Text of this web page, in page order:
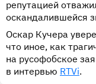
репутацией
оскандалившейся
Оскар Кучера
что иное, как
на русофобское
в интервью RTVi.